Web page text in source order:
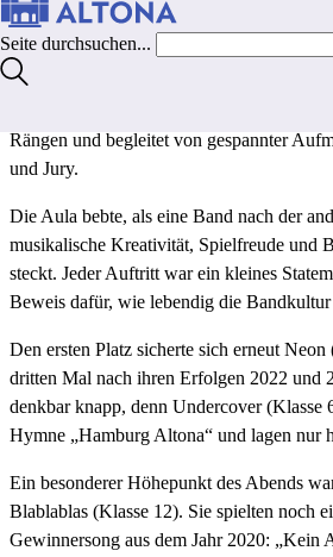
Seite durchsuchen...
Altona:Band Bash! Der große
brachte auch in diesem Jahr die Aula zum
zum zehnten Mal
Rängen und begleitet von gespannter
und Jury.
Die Aula bebte, als eine Band nach der
musikalische Kreativität, Spielfreude und
steckt. Jeder Auftritt war ein kleines
Beweis dafür, wie lebendig die Bandkultur
Den ersten Platz sicherte sich erneut
dritten Mal nach ihren Erfolgen 2022 und
denkbar knapp, denn Undercover (Klasse
Hymne „Hamburg Altona“ und lagen nur
Ein besonderer Höhepunkt des Abends
Blablablas (Klasse 12). Sie spielten noch
Gewinnersong aus dem Jahr 2020: „Kein